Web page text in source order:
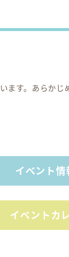
す。あらかじ
イベント情
イベントカ